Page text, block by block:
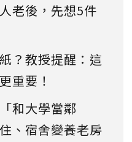
老後，先想5件
？教授提醒：這
重要！
和大學當鄰
、宿舍變養老房